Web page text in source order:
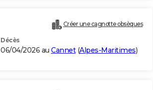
Créer une cagnotte obsèques
Décès
06/04/2026 au Cannet(Alpes-Maritimes)